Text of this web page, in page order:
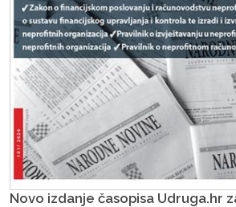
Novo izdanje časopisa Udruga.hr